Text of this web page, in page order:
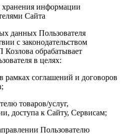
хранения информации
Сайта
данных Пользователя
с законодательством
обрабатывает
в целях:
соглашений и договоров
товаров/услуг,
доступа к Сайту, Сервисам;
Пользователю